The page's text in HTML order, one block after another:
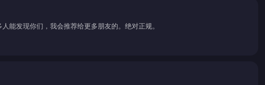
能发现你们，我会推荐给更多朋友的。绝对正规。